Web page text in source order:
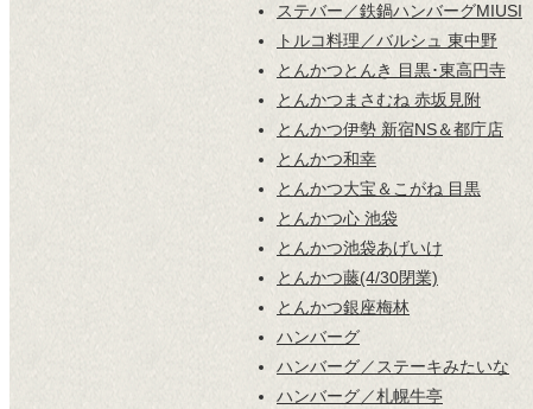
ステバー／鉄鍋ハンバーグMIUSI
トルコ料理／バルシュ 東中野
とんかつとんき 目黒･東高円寺
とんかつまさむね 赤坂見附
とんかつ伊勢 新宿NS＆都庁店
とんかつ和幸
とんかつ大宝＆こがね 目黒
とんかつ心 池袋
とんかつ池袋あげいけ
とんかつ藤(4/30閉業)
とんかつ銀座梅林
ハンバーグ
ハンバーグ／ステーキみたいな
ハンバーグ／札幌牛亭